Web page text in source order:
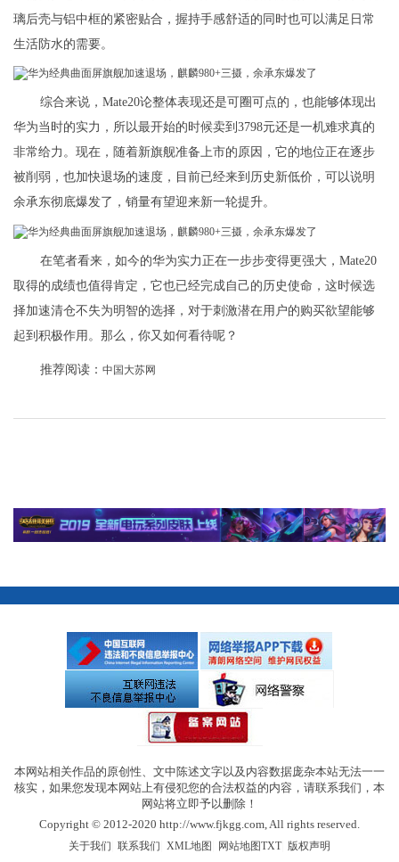
璃后壳与铝中框的紧密贴合，握持手感舒适的同时也可以满足日常
生活防水的需要。
综合来说，Mate20论整体表现还是可圈可点的，也能够体现出
华为当时的实力，所以最开始的时候卖到3798元还是一机难求真的
非常给力。现在，随着新旗舰准备上市的原因，它的地位正在逐步
被削弱，也加快退场的速度，目前已经来到历史新低价，可以说明
余承东彻底爆发了，销量有望迎来新一轮提升。
在笔者看来，如今的华为实力正在一步步变得更强大，Mate20
取得的成绩也值得肯定，它也已经完成自己的历史使命，这时候选
择加速清仓不失为明智的选择，对于刺激潜在用户的购买欲望能够
起到积极作用。那么，你又如何看待呢？
推荐阅读： 中国大苏网
本网站相关作品的原创性、文中陈述文字以及内容数据庞杂本站无法一一
核实，如果您发现本网站上有侵犯您的合法权益的内容，请联系我们，本
网站将立即予以删除！
Copyright © 2012-2020 http://www.fjkgg.com, All rights reserved.
关于我们 联系我们 XML地图 网站地图TXT| 版权声明